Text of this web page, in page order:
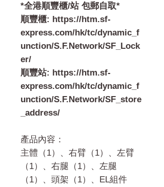
*全港順豐櫃/站 包郵自取*
順豐櫃: https://htm.sf-
express.com/hk/tc/dynamic_f
unction/S.F.Network/SF_Lock
er/
順豐站: https://htm.sf-
express.com/hk/tc/dynamic_f
unction/S.F.Network/SF_store
_address/
產品內容：
主體（1）、右臂（1）、左臂
（1）、右腿（1）、左腿
（1）、頭架（1）、EL組件